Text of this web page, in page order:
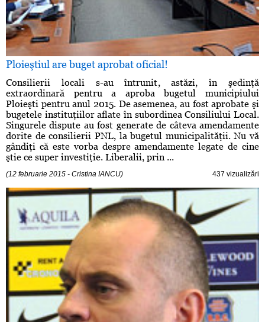
Ploieştiul are buget aprobat oficial!
Consilierii locali s-au întrunit, astăzi, în şedinţă
extraordinară pentru a aproba bugetul municipiului
Ploieşti pentru anul 2015. De asemenea, au fost aprobate şi
bugetele instituţiilor aflate în subordinea Consiliului Local.
Singurele dispute au fost generate de câteva amendamente
dorite de consilierii PNL, la bugetul municipalităţii. Nu vă
gândiţi că este vorba despre amendamente legate de cine
ştie ce super investiţie. Liberalii, prin ...
(12 februarie 2015 - Cristina IANCU) 437 vizualizări